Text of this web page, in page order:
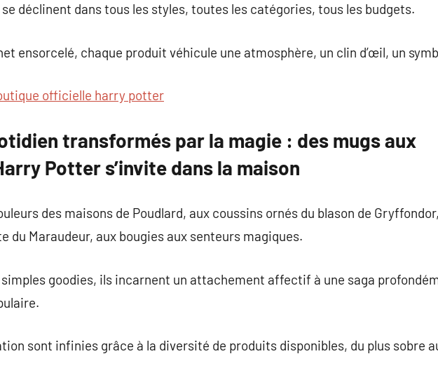
déclinent dans tous les styles, toutes les catégories, tous les budgets.
ensorcelé, chaque produit véhicule une atmosphère, un clin d’œil, un
officielle harry potter
transformés par la magie : des mugs aux
Potter s’invite dans la maison
des maisons de Poudlard, aux coussins ornés du blason de
du Maraudeur, aux bougies aux senteurs magiques.
simples goodies, ils incarnent un attachement affectif à une saga
sont infinies grâce à la diversité de produits disponibles, du plus sobre